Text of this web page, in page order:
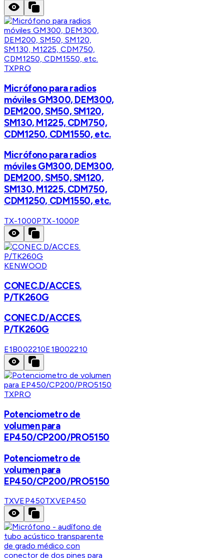
TXPRO
Micrófono para radios
móviles GM300, DEM300,
DEM200, SM50, SM120,
SM130, M1225, CDM750,
CDM1250, CDM1550, etc.
Micrófono para radios
móviles GM300, DEM300,
DEM200, SM50, SM120,
SM130, M1225, CDM750,
CDM1250, CDM1550, etc.
TX-1000PTX-1000P
KENWOOD
CONEC.D/ACCES.
P/TK260G
CONEC.D/ACCES.
P/TK260G
E1B002210E1B002210
TXPRO
Potenciometro de
volumen para
EP450/CP200/PRO5150
Potenciometro de
volumen para
EP450/CP200/PRO5150
TXVEP450TXVEP450